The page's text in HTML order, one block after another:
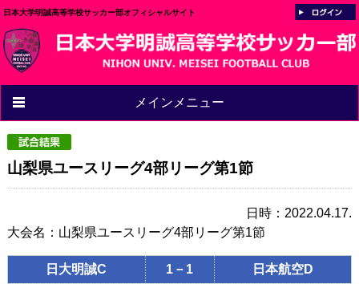
日本大学明誠高等学校サッカー部オフィシャルサイト
メインメニュー
山梨県ユースリーグ4部リーグ第1節
日時：2022.04.17.
大会名：山梨県ユースリーグ4部リーグ第1節
日大明誠C 1－1 日本航空D